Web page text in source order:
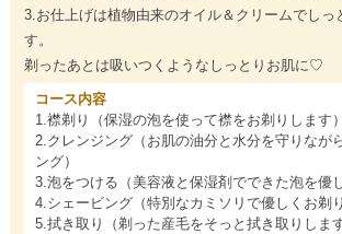
3.お仕上げは植物由来のオイル＆クリームでしっ
す。
剃ったあとは吸いつくようなしっとりお肌に♡
コース内容
1.襟剃り（保湿の泡を使って襟をお剃りします）
2.クレンジング（お肌の油分と水分を守りなが
ング）
3.泡をつける（美容液と保湿剤でできた泡を優
4.シェービング（特別なカミソリで優しくお剃
5.拭き取り（剃った産毛をそっと拭き取りします